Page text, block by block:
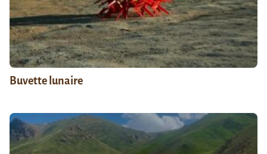
Buvette lunaire